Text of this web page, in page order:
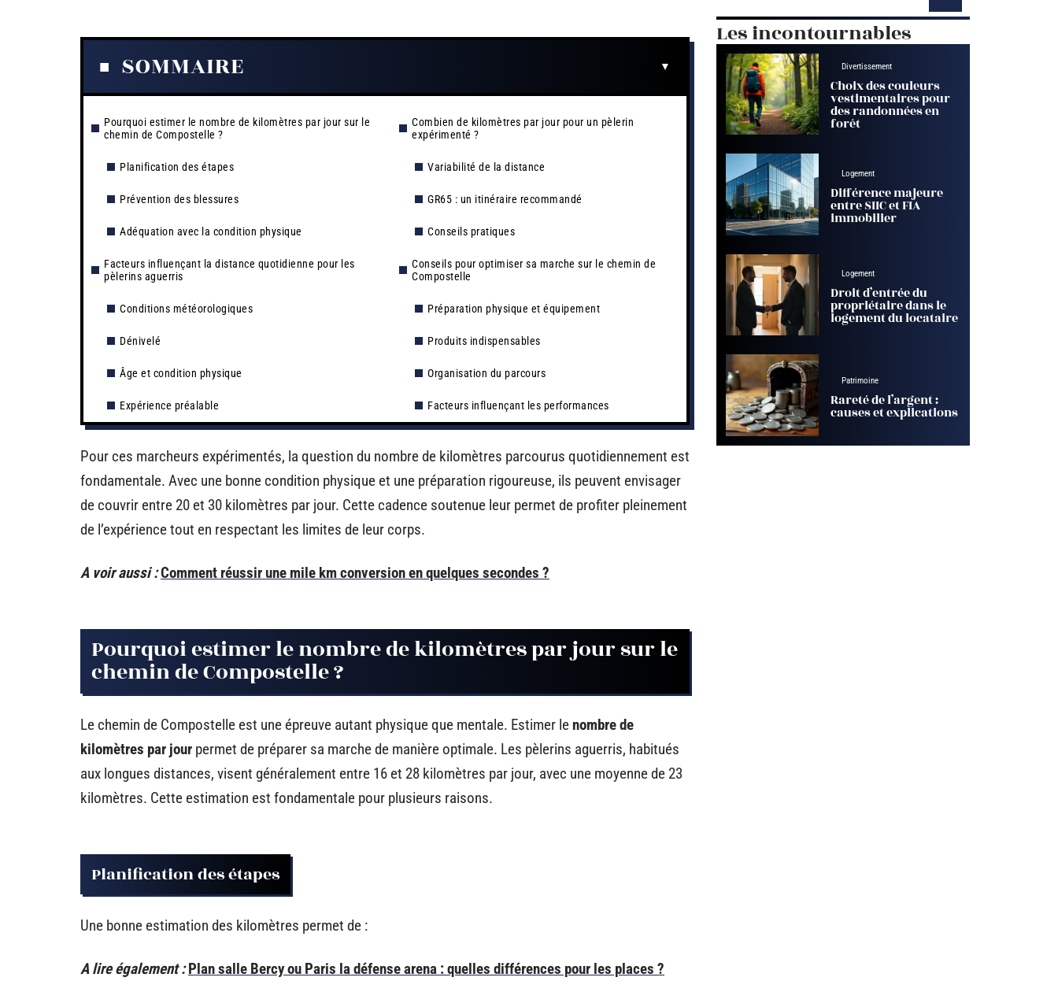
SOMMAIRE
Pourquoi estimer le nombre de kilomètres par jour sur le
chemin de Compostelle ?
Planification des étapes
Prévention des blessures
Adéquation avec la condition physique
Facteurs influençant la distance quotidienne pour les
pèlerins aguerris
Conditions météorologiques
Dénivelé
Âge et condition physique
Expérience préalable
Combien de kilomètres par jour pour un pèlerin
expérimenté ?
Variabilité de la distance
GR65 : un itinéraire recommandé
Conseils pratiques
Conseils pour optimiser sa marche sur le chemin de
Compostelle
Préparation physique et équipement
Produits indispensables
Organisation du parcours
Facteurs influençant les performances
Pour ces marcheurs expérimentés, la question du nombre de kilomètres parcourus quotidiennement est
fondamentale. Avec une bonne condition physique et une préparation rigoureuse, ils peuvent envisager
de couvrir entre 20 et 30 kilomètres par jour. Cette cadence soutenue leur permet de profiter pleinement
de l’expérience tout en respectant les limites de leur corps.
A voir aussi :Comment réussir une mile km conversion en quelques secondes ?
Pourquoi estimer le nombre de kilomètres par jour sur le
chemin de Compostelle ?
Le chemin de Compostelle est une épreuve autant physique que mentale. Estimer le nombre de
kilomètres par jour permet de préparer sa marche de manière optimale. Les pèlerins aguerris, habitués
aux longues distances, visent généralement entre 16 et 28 kilomètres par jour, avec une moyenne de 23
kilomètres. Cette estimation est fondamentale pour plusieurs raisons.
Planification des étapes
Une bonne estimation des kilomètres permet de :
A lire également : Plan salle Bercy ou Paris la défense arena : quelles différences pour les places ?
Les incontournables
Divertissement
Choix des couleurs
vestimentaires pour
des randonnées en
forêt
Logement
Différence majeure
entre SIIC et FIA
immobilier
Logement
Droit d’entrée du
propriétaire dans le
logement du locataire
Patrimoine
Rareté de l’argent :
causes et explications